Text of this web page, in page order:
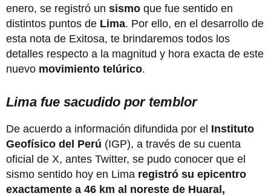
enero, se registró un sismo que fue sentido en
distintos puntos de Lima. Por ello, en el desarrollo de
esta nota de Exitosa, te brindaremos todos los
detalles respecto a la magnitud y hora exacta de este
nuevo movimiento telúrico.
Lima fue sacudido por temblor
De acuerdo a información difundida por el Instituto
Geofísico del Perú (IGP), a través de su cuenta
oficial de X, antes Twitter, se pudo conocer que el
sismo sentido hoy en Lima registró su epicentro
exactamente a 46 km al noreste de Huaral,